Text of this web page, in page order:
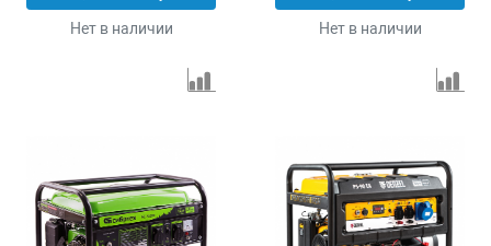
Нет в наличии
Denzel 946944
Нет в наличии